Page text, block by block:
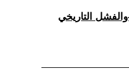
والفشل التاريخي